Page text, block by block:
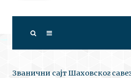
Званични сајт Шаховског